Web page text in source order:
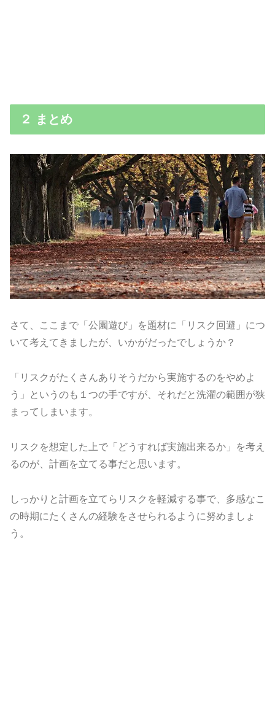
２ まとめ
さて、ここまで「公園遊び」を題材に「リスク回避」につ
いて考えてきましたが、いかがだったでしょうか？
「リスクがたくさんありそうだから実施するのをやめよ
う」というのも１つの手ですが、それだと洗濯の範囲が狭
まってしまいます。
リスクを想定した上で「どうすれば実施出来るか」を考え
るのが、計画を立てる事だと思います。
しっかりと計画を立てらリスクを軽減する事で、多感なこ
の時期にたくさんの経験をさせられるように努めましょ
う。